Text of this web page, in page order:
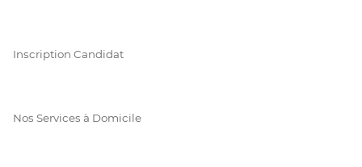
Inscription Candidat
Nos Services à Domicile